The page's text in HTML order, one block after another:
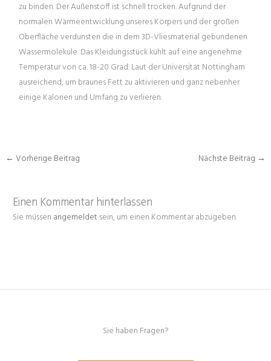
zu binden. Der Außenstoff ist schnell trocken. Aufgrund der
normalen Wärmeentwicklung unseres Körpers und der großen
Oberfläche verdunsten die in dem 3D-Vliesmaterial gebundenen
Wassermoleküle. Das Kleidungsstück kühlt auf eine angenehme
Temperatur von ca. 18-20 Grad. Laut der Universität Nottingham
ausreichend, um braunes Fett zu aktivieren und ganz nebenher
einige Kalorien und Umfang zu verlieren.
← Vorherige Beitrag Nächste Beitrag →
Einen Kommentar hinterlassen
Sie müssen angemeldet sein, um einen Kommentar abzugeben.
Sie haben Fragen?